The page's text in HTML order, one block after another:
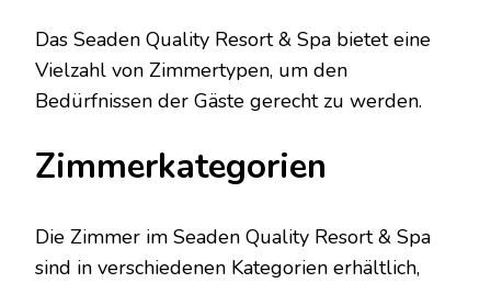
Das Seaden Quality Resort & Spa bietet eine
Vielzahl von Zimmertypen, um den
Bedürfnissen der Gäste gerecht zu werden.
Zimmerkategorien
Die Zimmer im Seaden Quality Resort & Spa
sind in verschiedenen Kategorien erhältlich,